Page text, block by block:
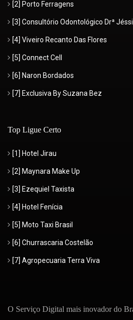
[2] Porto Ferragens
[3] Consultório Odontológico Drª
[4] Viveiro Recanto Das Flores
[5] Connect Cell
[6] Naron Bordados
[7] Exclusiva By Suzana Bez
Top Ligue Certo
[1] Hotel Jirau
[2] Maynara Make Up
[3] Ezequiel Taxista
[4] Hotel Fenícia
[5] Moto Taxi Brasil
[6] Churrascaria Costelão
[7] Agropecuaria Terra Viva
O Serviço Digital mais inovador do